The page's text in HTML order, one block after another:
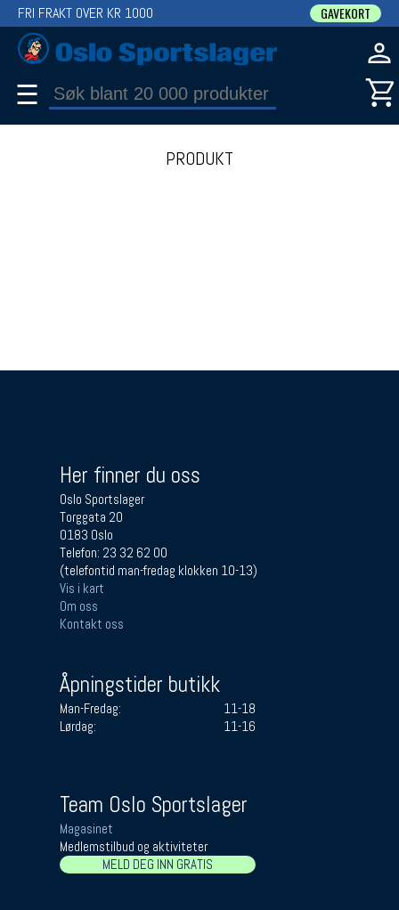
FRI FRAKT OVER KR 1000 GAVEKORT
☰
PRODUKT
Her finner du oss
Oslo Sportslager
Torggata 20
0183 Oslo
Telefon: 23 32 62 00
(telefontid man-fredag klokken 10-13)
Vis i kart
Om oss
Kontakt oss
Åpningstider butikk
Man-Fredag:
11-18
Lørdag:
11-16
Team Oslo Sportslager
Magasinet
Medlemstilbud og aktiviteter
MELD DEG INN GRATIS